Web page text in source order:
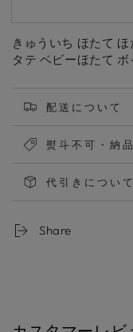
きゅういち ほたて
タテ ベビーほたて
配送について
熨斗不可・納
代引きについて
Share